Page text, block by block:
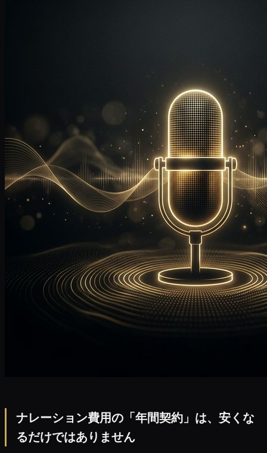
ナレーション費用の「年間契約」は、安くな
るだけではありません